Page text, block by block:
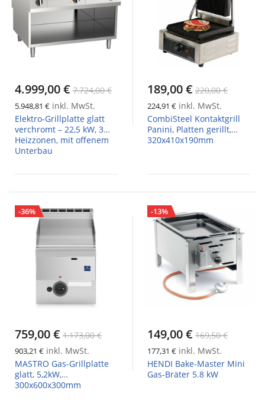
4.999,00 € 7.724,00 €
5.948,81 € inkl. MwSt.
Elektro-Grillplatte glatt
verchromt – 22,5 kW, 3
Heizzonen, mit offenem
Unterbau
189,00 € 220,00 €
224,91 € inkl. MwSt.
CombiSteel Kontaktgrill
Panini, Platten gerillt,
320x410x190mm
-36%
759,00 € 1.173,00 €
903,21 € inkl. MwSt.
MASTRO Gas-Grillplatte
glatt, 5,2kW,
300x600x300mm
-13%
149,00 € 169,50 €
177,31 € inkl. MwSt.
HENDI Bake-Master Mini
Gas-Bräter 5.8 kW